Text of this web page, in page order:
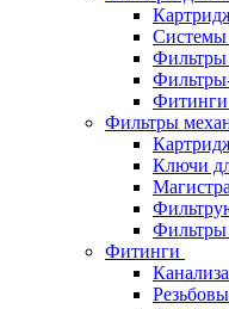
Системы
Фильтры
Фитинги
Фильтры
Ключи
Фильтры
Фитинги